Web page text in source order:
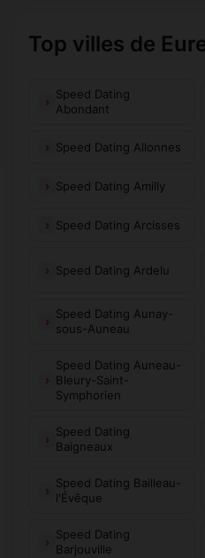
Top villes de
Speed Dating
Abondant
Speed Dating Allonnes
Speed Dating Amilly
Speed Dating Arcisses
Speed Dating Ardelu
Speed Dating Aunay-
sous-Auneau
Speed Dating Auneau-
Bleury-Saint-
Symphorien
Speed Dating
Baigneaux
Speed Dating Bailleau-
l'Évêque
Speed Dating
Barjouville